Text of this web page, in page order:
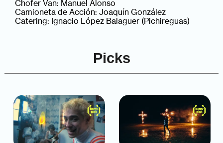
Chofer Van: Manuel Alonso
Camioneta de Acción: Joaquín González
Catering: Ignacio López Balaguer (Pichireguas)
Picks